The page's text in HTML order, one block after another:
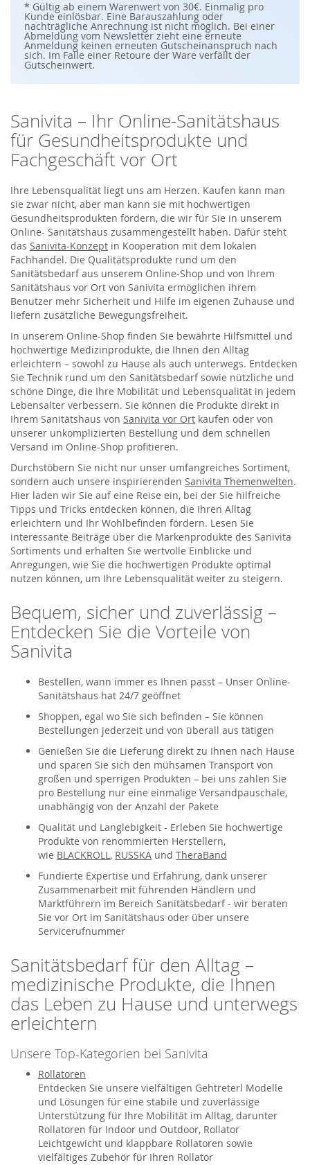
n
S
i
e
s
i
c
f
n
s
e
r
e
n
e
s
l
e
t
t
e
r
a
n
* Gültig ab einem Warenwert von 30€. Einmalig pro
Kunde einlösbar. Eine Barauszahlung oder
nachträgliche Anrechnung ist nicht möglich. Bei einer
Abmeldung vom Newsletter zieht eine erneute
Anmeldung keinen erneuten Gutscheinanspruch nach
sich. Im Falle einer Retoure der Ware verfällt der
Gutscheinwert.
Sanivita – Ihr Online-Sanitätshaus
für Gesundheitsprodukte und
Fachgeschäft vor Ort
Ihre Lebensqualität liegt uns am Herzen. Kaufen kann man
sie zwar nicht, aber man kann sie mit hochwertigen
Gesundheitsprodukten fördern, die wir für Sie in unserem
Online- Sanitätshaus zusammengestellt haben. Dafür steht
das Sanivita-Konzept in Kooperation mit dem lokalen
Fachhandel. Die Qualitätsprodukte rund um den
Sanitätsbedarf aus unserem Online-Shop und von Ihrem
Sanitätshaus vor Ort von Sanivita ermöglichen ihrem
Benutzer mehr Sicherheit und Hilfe im eigenen Zuhause und
liefern zusätzliche Bewegungsfreiheit.
In unserem Online-Shop finden Sie bewährte Hilfsmittel und
hochwertige Medizinprodukte, die Ihnen den Alltag
erleichtern – sowohl zu Hause als auch unterwegs. Entdecken
Sie Technik rund um den Sanitätsbedarf sowie nützliche und
schöne Dinge, die Ihre Mobilität und Lebensqualität in jedem
Lebensalter verbessern. Sie können die Produkte direkt in
Ihrem Sanitätshaus von Sanivita vor Ort kaufen oder von
unserer unkomplizierten Bestellung und dem schnellen
Versand im Online-Shop profitieren.
Durchstöbern Sie nicht nur unser umfangreiches Sortiment,
sondern auch unsere inspirierenden Sanivita Themenwelten.
Hier laden wir Sie auf eine Reise ein, bei der Sie hilfreiche
Tipps und Tricks entdecken können, die Ihren Alltag
erleichtern und Ihr Wohlbefinden fördern. Lesen Sie
interessante Beiträge über die Markenprodukte des Sanivita
Sortiments und erhalten Sie wertvolle Einblicke und
Anregungen, wie Sie die hochwertigen Produkte optimal
nutzen können, um Ihre Lebensqualität weiter zu steigern.
Bequem, sicher und zuverlässig –
Entdecken Sie die Vorteile von
Sanivita
Bestellen, wann immer es Ihnen passt – Unser Online-
Sanitätshaus hat 24/7 geöffnet
Shoppen, egal wo Sie sich befinden – Sie können
Bestellungen jederzeit und von überall aus tätigen
Genießen Sie die Lieferung direkt zu Ihnen nach Hause
und sparen Sie sich den mühsamen Transport von
großen und sperrigen Produkten – bei uns zahlen Sie
pro Bestellung nur eine einmalige Versandpauschale,
unabhängig von der Anzahl der Pakete
Qualität und Langlebigkeit - Erleben Sie hochwertige
Produkte von renommierten Herstellern,
wie BLACKROLL, RUSSKA und TheraBand
Fundierte Expertise und Erfahrung, dank unserer
Zusammenarbeit mit führenden Händlern und
Marktführern im Bereich Sanitätsbedarf - wir beraten
Sie vor Ort im Sanitätshaus oder über unsere
Servicerufnummer
Sanitätsbedarf für den Alltag –
medizinische Produkte, die Ihnen
das Leben zu Hause und unterwegs
erleichtern
Unsere Top-Kategorien bei Sanivita
Rollatoren
Entdecken Sie unsere vielfältigen Gehtreterl Modelle
und Lösungen für eine stabile und zuverlässige
Unterstützung für Ihre Mobilität im Alltag, darunter
Rollatoren für Indoor und Outdoor, Rollator
Leichtgewicht und klappbare Rollatoren sowie
vielfältiges Zubehör für Ihren Rollator